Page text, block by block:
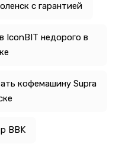
с гарантией
IconBIT недорого в
кофемашину Supra
BBK